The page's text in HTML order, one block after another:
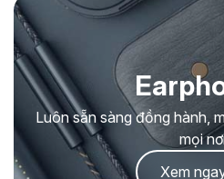
Luôn sẵn sàng đồng hành,
mọi
Xem